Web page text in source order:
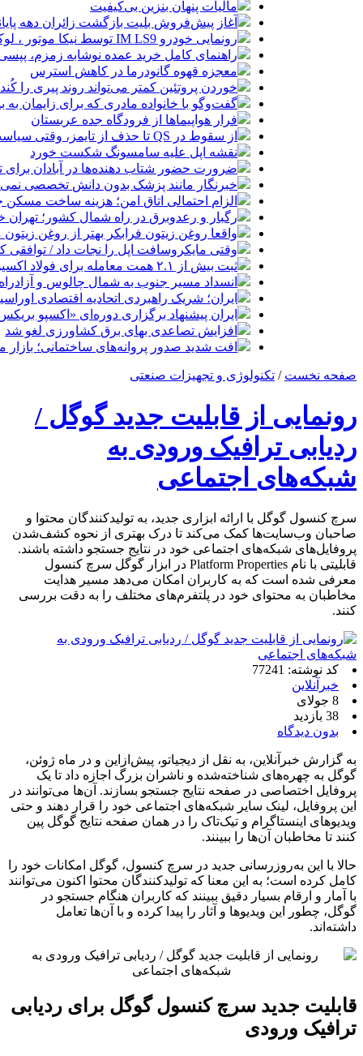
مالیات پنهان بنزین بی‌کیفیت
آغاز پیش‌فروش بلیت بازگشت زائران دهه
رونمایی خودرو IM LS9 توسط نیکا موتور ، لوکس ترین شاسی بلند EREV در ایران
راهنمای کامل خرید عمده نوشابه زمزم،
معجزه قهوه گانودرما در کاهش استرس
خوردن پروتئین کمتر می‌تواند روند پیری را کُند
گفت‌وگو با خانواده مادری که برای زایمان به
فرار هواپیماها از فرودگاه جده عربستان
از سقوط در QS تا حذف از تایمز، وقتی سیاست دانشگاه را قربانی می‌کند/ روایت حذف دانشگاه‌های ایران از رتبه‌بندی‌های جهانی
نقشه اپل علیه سامسونگ شکست خورد
ضرورت حضور شتاب ‌دهنده‌ها در آبادان
خبرنگار مانند پزشک بدون دانش تخصصی
الزام احتمالی اتاق امن؛ هزینه ساخت مسکن
رگبار و رعدوبرق در راه شمال کشور؛
واقعا روغن زیتون فرابکر بهتر از روغن
وقتی مایکروسافت اپل را نجات داد /
ثبت بیش از ۲.۱ همت معامله برای فولاد اکسین در بورس کالا طی ۴ ماه
انسداد مسیر جنوب به شمال چالوس و
ایران؛ شریک راهبردی اتحادیه اقتصادی
ایران پیشنهاد برگزاری دوره‌ای «اکسپو
افزایش تصاعدی بهای برق کشاورزی لغو شد
افت شدید صدور پروانه‌های ساختمانی؛
صفحه نخست / تکنولوژی و تجهیزات صنعتی
رونمایی از قابلیت جدید گوگل /
ردیابی ترافیک ورودی به
شبکه‌های اجتماعی
سرچ کنسول گوگل با ارائه ابزاری جدید، به تولیدکنندگان محتوا و
صاحبان وب‌سایت‌ها کمک می‌کند تا درک بهتری از نحوه کشف‌شدن
پروفایل‌های شبکه‌های اجتماعی خود در نتایج جستجو داشته باشند.
قابلیتی با نام Platform Properties در ابزار گوگل سرچ کنسول
معرفی شده است که به کاربران امکان می‌دهد مسیر هدایت
مخاطبان به محتوای خود در پلتفرم‌های مختلف را به دقت بررسی
کنند.
کد نوشته: 77241
خبرآنلاین
8 جولای
38 بازدید
بدون دیدگاه
به گزارش خبرآنلاین،‌ به نقل از دیجیاتو، پیش‌ازاین و در ماه ژوئن،
گوگل به چهره‌های شناخته‌شده و ناشران بزرگ اجازه داد تا یک
پروفایل اختصاصی در صفحه نتایج جستجو بسازند. آن‌ها می‌توانند در
این پروفایل، لینک سایر شبکه‌های اجتماعی خود را قرار دهند و حتی
ویدیوهای اینستاگرام و تیک‌تاک را در همان صفحه نتایج گوگل پین
کنند تا مخاطبان آن‌ها را ببینند.
حالا با این به‌روزرسانی جدید در سرچ کنسول، گوگل امکانات خود را
کامل کرده است؛ به این معنا که تولیدکنندگان محتوا اکنون می‌توانند
با آمار و ارقام بسیار دقیق ببینند که کاربران هنگام جستجو در
گوگل، چطور این ویدیوها و آثار را پیدا کرده و با آن‌ها تعامل
داشته‌اند.
قابلیت جدید سرچ کنسول گوگل برای ردیابی
ترافیک ورودی